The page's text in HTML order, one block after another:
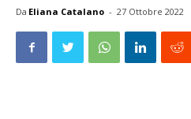
Da Eliana Catalano - 27 Ottobre 2022